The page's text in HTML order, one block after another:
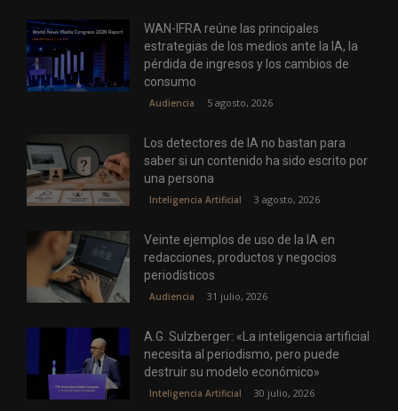
WAN-IFRA reúne las principales
estrategias de los medios ante la IA, la
pérdida de ingresos y los cambios de
consumo
Audiencia 5 agosto, 2026
Los detectores de IA no bastan para
saber si un contenido ha sido escrito por
una persona
Inteligencia Artificial 3 agosto, 2026
Veinte ejemplos de uso de la IA en
redacciones, productos y negocios
periodísticos
Audiencia 31 julio, 2026
A.G. Sulzberger: «La inteligencia artificial
necesita al periodismo, pero puede
destruir su modelo económico»
Inteligencia Artificial 30 julio, 2026